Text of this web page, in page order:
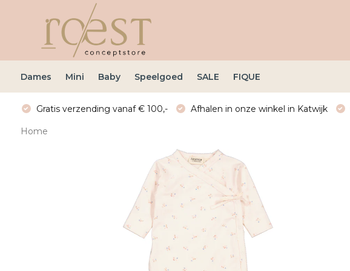
Dames Mini Baby Speelgoed SALE FIQUE
Gratis verzending vanaf € 100,- Afhalen in onze winkel in Katwijk
Home